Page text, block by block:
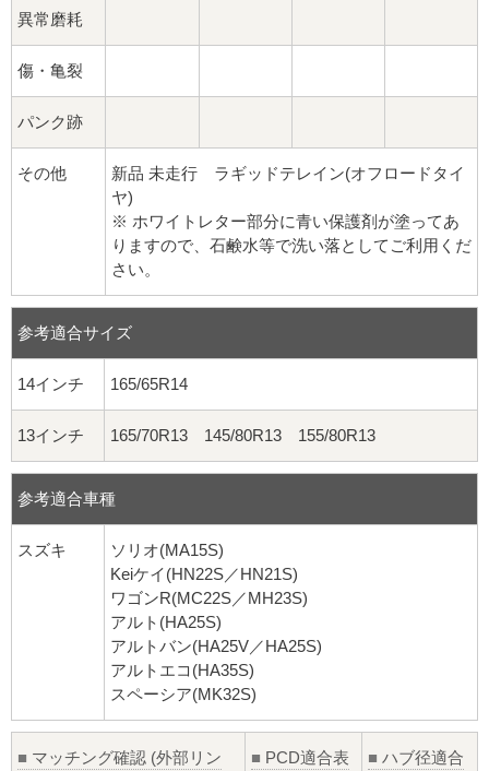
異常磨耗
傷・亀裂
パンク跡
その他
新品 未走行 ラギッドテレイン(オフロードタイ
ヤ)
※ ホワイトレター部分に青い保護剤が塗ってあ
りますので、石鹸水等で洗い落としてご利用くだ
さい。
参考適合サイズ
14インチ 165/65R14
13インチ 165/70R13 145/80R13 155/80R13
参考適合車種
スズキ
ソリオ(MA15S)
Keiケイ(HN22S／HN21S)
ワゴンR(MC22S／MH23S)
アルト(HA25S)
アルトバン(HA25V／HA25S)
アルトエコ(HA35S)
スペーシア(MK32S)
■ マッチング確認 (外部リン
■ PCD適合表 ■ ハブ径適合